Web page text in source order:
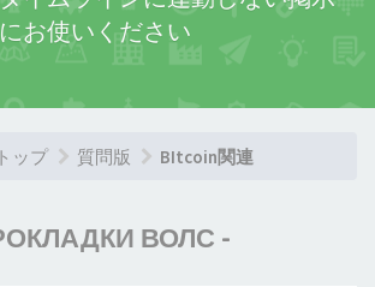
お使いください
ップ 質問版 BItcoin関連
ВОЛС -